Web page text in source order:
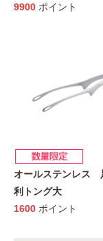
9900 ポイント
オールステンレス
利トング大
1600 ポイント